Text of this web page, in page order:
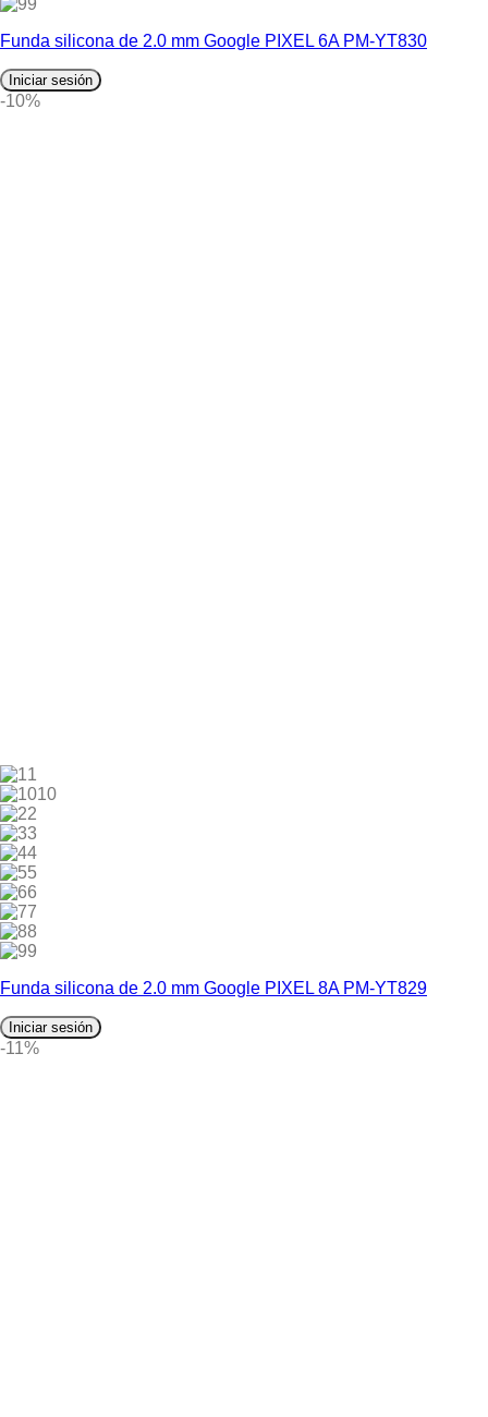
9
Funda silicona de 2.0 mm Google PIXEL 6A PM-YT830
Iniciar sesión
-10%
1
10
2
3
4
5
6
7
8
9
Funda silicona de 2.0 mm Google PIXEL 8A PM-YT829
Iniciar sesión
-11%